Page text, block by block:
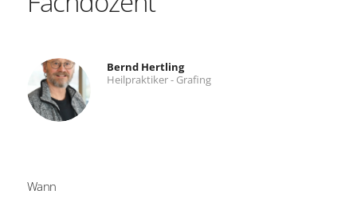
Bernd Hertling
Heilpraktiker - Grafing
Wann